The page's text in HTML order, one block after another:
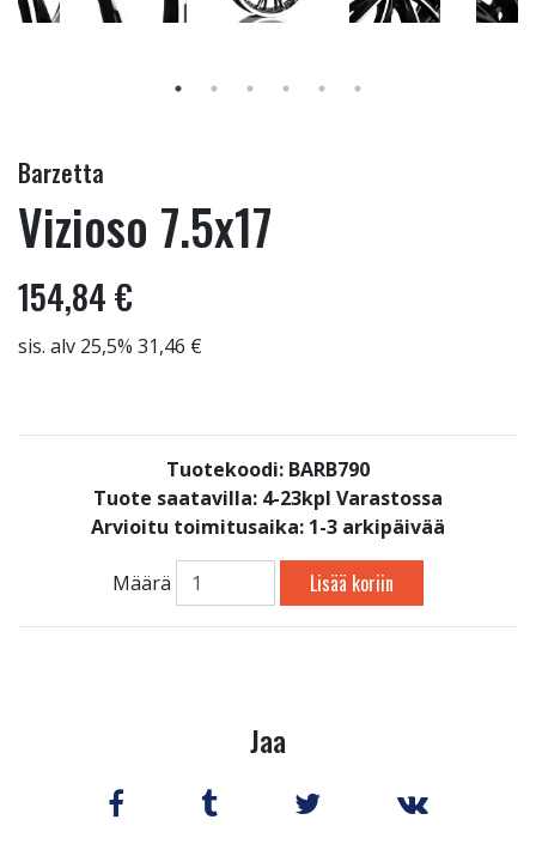
Barzetta
Vizioso 7.5x17
154,84 €
sis. alv 25,5% 31,46 €
Tuotekoodi: BARB790
Tuote saatavilla: 4-23kpl Varastossa
Arvioitu toimitusaika: 1-3 arkipäivää
Määrä Lisää koriin
Jaa